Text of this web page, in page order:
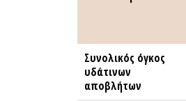
Συνολικός όγκος
υδάτινων
αποβλήτων
Συνολικός όγκος
υδάτινων
αποβλήτων